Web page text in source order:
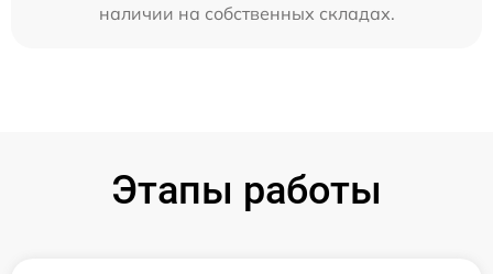
наличии на собственных складах.
Этапы работы